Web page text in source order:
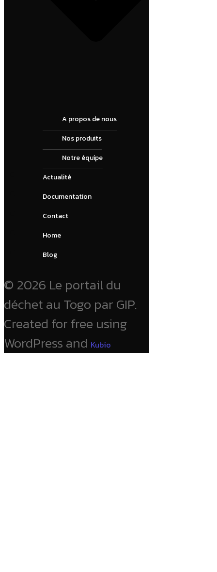
A propos de nous
Nos produits
Notre équipe
Actualité
Documentation
Contact
Home
Blog
© 2026 Le portail du
déchet au Togo par GIP.
Created for free using
WordPress and Kubio